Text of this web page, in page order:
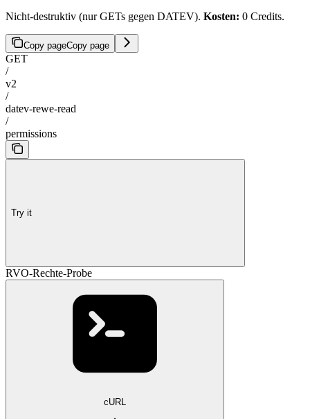
Nicht-destruktiv (nur GETs gegen DATEV). Kosten: 0 Credits.
Copy pageCopy page
GET
/
v2
/
datev-rewe-read
/
permissions
Try it
RVO-Rechte-Probe
cURL